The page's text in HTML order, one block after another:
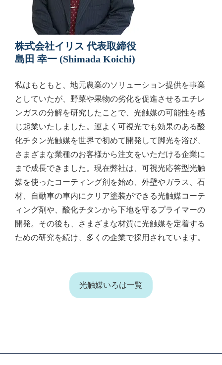
株式会社イリス 代表取締役
島田 幸一 (Shimada Koichi)
私はもともと、地元農業のソリューション提供を事業
としていたが、野菜や果物の劣化を促進させるエチレ
ンガスの分解を研究したことで、光触媒の可能性を感
じ起業いたしました。運よく可視光でも効果のある酸
化チタン光触媒を世界で初めて開発して脚光を浴び、
さまざまな業種のお客様から注文をいただける企業に
まで成長できました。現在弊社は、可視光応答型光触
媒を使ったコーティング剤を始め、外壁やガラス、石
材、自動車の車内にクリア塗装ができる光触媒コーテ
ィング剤や、酸化チタンから下地を守るプライマーの
開発。その後も、さまざまな材質に光触媒を定着する
ための研究を続け、多くの企業で採用されています。
光触媒いろは一覧